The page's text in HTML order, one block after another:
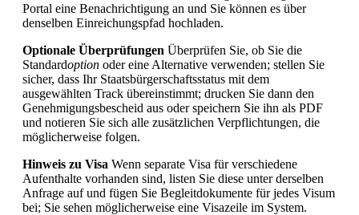
Portal eine Benachrichtigung an und Sie können es über
denselben Einreichungspfad hochladen.
Optionale Überprüfungen Überprüfen Sie, ob Sie die
Standardoption oder eine Alternative verwenden; stellen Sie
sicher, dass Ihr Staatsbürgerschaftsstatus mit dem
ausgewählten Track übereinstimmt; drucken Sie dann den
Genehmigungsbescheid aus oder speichern Sie ihn als PDF
und notieren Sie sich alle zusätzlichen Verpflichtungen, die
möglicherweise folgen.
Hinweis zu Visa Wenn separate Visa für verschiedene
Aufenthalte vorhanden sind, listen Sie diese unter derselben
Anfrage auf und fügen Sie Begleitdokumente für jedes Visum
bei; Sie sehen möglicherweise eine Visazeile im System.